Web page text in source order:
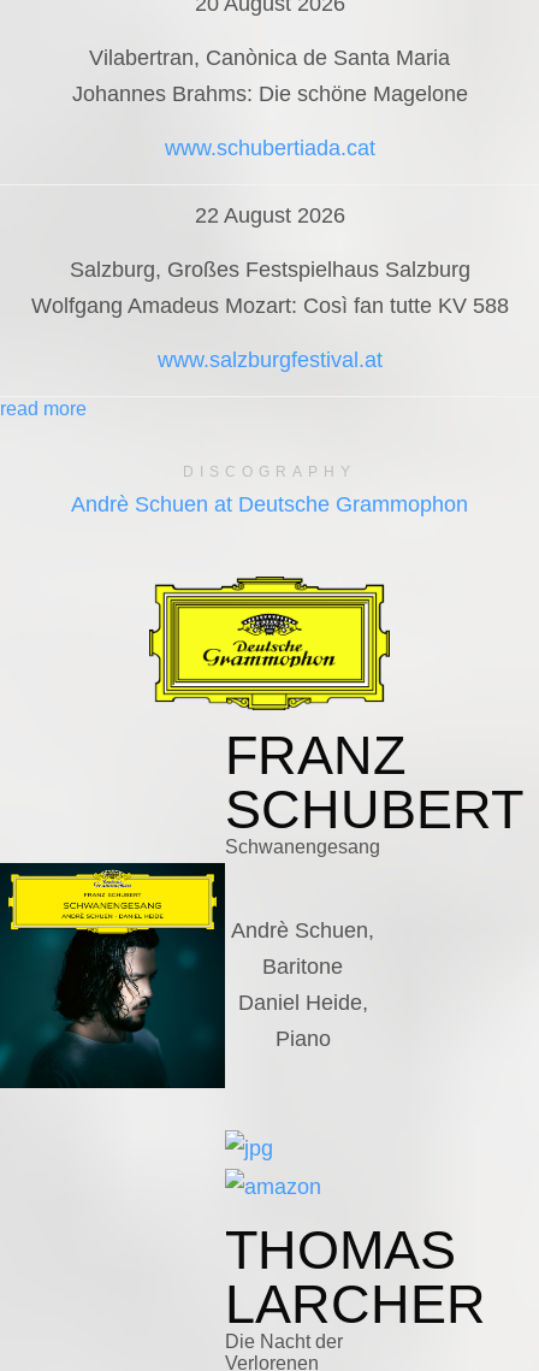
Vilabertran, Canònica de Santa Maria
Johannes Brahms: Die schöne Magelone
www.schubertiada.cat
22 August 2026
Salzburg, Großes Festspielhaus Salzburg
Wolfgang Amadeus Mozart: Così fan tutte KV 588
www.salzburgfestival.at
read more
DISCOGRAPHY
Andrè Schuen at Deutsche Grammophon
FRANZ
SCHUBERT
Schwanengesang
Andrè Schuen,
Baritone
Daniel Heide,
Piano
THOMAS
LARCHER
Die Nacht der
Verlorenen